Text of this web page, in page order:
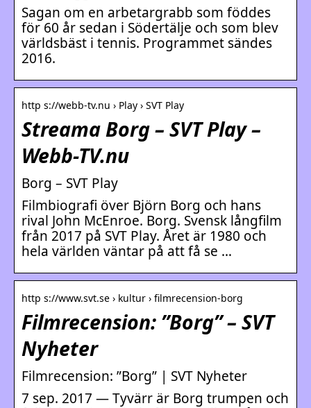
Sagan om en arbetargrabb som föddes
för 60 år sedan i Södertälje och som blev
världsbäst i tennis. Programmet sändes
2016.
http s://webb-tv.nu › Play › SVT Play
Streama Borg – SVT Play –
Webb-TV.nu
Borg – SVT Play
Filmbiografi över Björn Borg och hans
rival John McEnroe. Borg. Svensk långfilm
från 2017 på SVT Play. Året är 1980 och
hela världen väntar på att få se …
http s://www.svt.se › kultur › filmrecension-borg
Filmrecension: ”Borg” – SVT
Nyheter
Filmrecension: ”Borg” | SVT Nyheter
7 sep. 2017 — Tyvärr är Borg trumpen och